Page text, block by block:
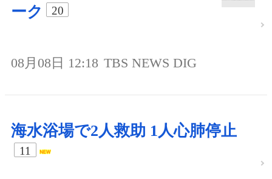
ーク
20
08月08日 12:18 TBS NEWS DIG
海水浴場で2人救助 1人心肺停止
11